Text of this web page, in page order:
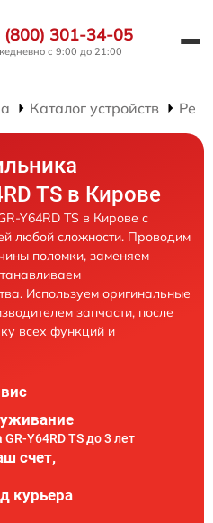
(800) 301-34-05
с 9:00 до 21:00
Каталог устройств
TS в Кирове
Y64RD TS в Кирове с
любой сложности. Проводим
поломки, заменяем
Используем оригинальные
запчасти, после
всех функций и
Y64RD TS до 3 лет
счет,
курьера